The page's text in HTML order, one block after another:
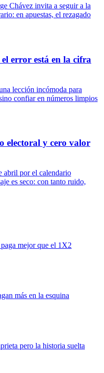
Chávez invita a seguir a la
en apuestas, el rezagado
error está en la cifra
lección incómoda para
confiar en números limpios
electoral y cero valor
abril por el calendario
es seco: con tanto ruido,
mejor que el 1X2
más en la esquina
pero la historia suelta